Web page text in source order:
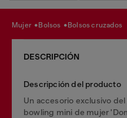
mujer bolsos bolsos cruzados
DESCRIPCIÓN
Descripción del producto
Un accesorio exclusivo
bowling mini de mujer